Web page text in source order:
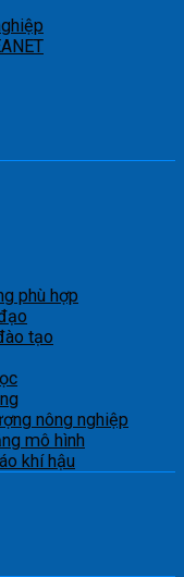
phù hợp
tạo
nông nghiệp
mô hình
khí hậu